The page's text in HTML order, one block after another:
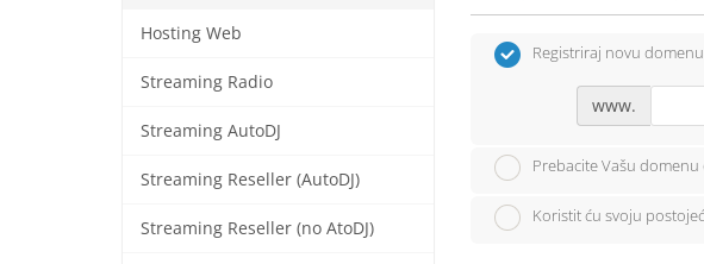
Hosting Web
Streaming Radio
Streaming AutoDJ
Streaming Reseller (AutoDJ)
Streaming Reseller (no AtoDJ)
Registriraj novu domenu
www.
Prebacite Vašu
Koristit ću svoju